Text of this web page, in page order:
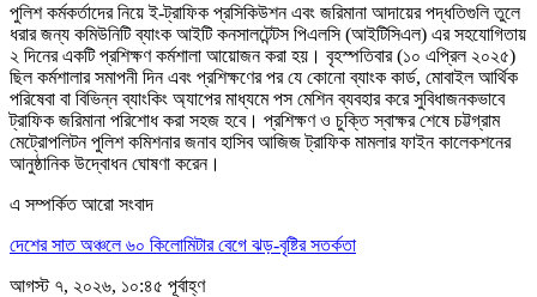
পুলিশ কর্মকর্তাদের নিয়ে ই-ট্রাফিক প্রসিকিউশন এবং জরিমানা আদায়ের পদ্ধতিগুলি তুলে
ধরার জন্য কমিউনিটি ব্যাংক আইটি কনসালটেন্টস পিএলসি (আইটিসিএল) এর সহযোগিতায়
২ দিনের একটি প্রশিক্ষণ কর্মশালা আয়োজন করা হয়। বৃহস্পতিবার (১০ এপ্রিল ২০২৫)
ছিল কর্মশালার সমাপনী দিন এবং প্রশিক্ষণের পর যে কোনো ব্যাংক কার্ড, মোবাইল আর্থিক
পরিষেবা বা বিভিন্ন ব্যাংকিং অ্যাপের মাধ্যমে পস মেশিন ব্যবহার করে সুবিধাজনকভাবে
ট্রাফিক জরিমানা পরিশোধ করা সহজ হবে। প্রশিক্ষণ ও চুক্তি স্বাক্ষর শেষে চট্টগ্রাম
মেট্রোপলিটন পুলিশ কমিশনার জনাব হাসিব আজিজ ট্রাফিক মামলার ফাইন কালেকশনের
আনুষ্ঠানিক উদ্বোধন ঘোষণা করেন।
এ সম্পর্কিত আরো সংবাদ
দেশের সাত অঞ্চলে ৬০ কিলোমিটার বেগে ঝড়-বৃষ্টির সতর্কতা
আগস্ট ৭, ২০২৬, ১০:৪৫ পূর্বাহ্ণ